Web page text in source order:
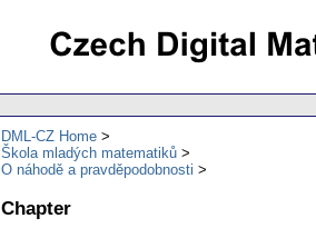
DML-CZ Home
Škola mladých matematiků
O náhodě a pravděpodobnosti
Chapter